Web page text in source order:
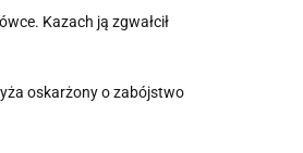
Kazach ją zgwałcił
oskarżony o zabójstwo